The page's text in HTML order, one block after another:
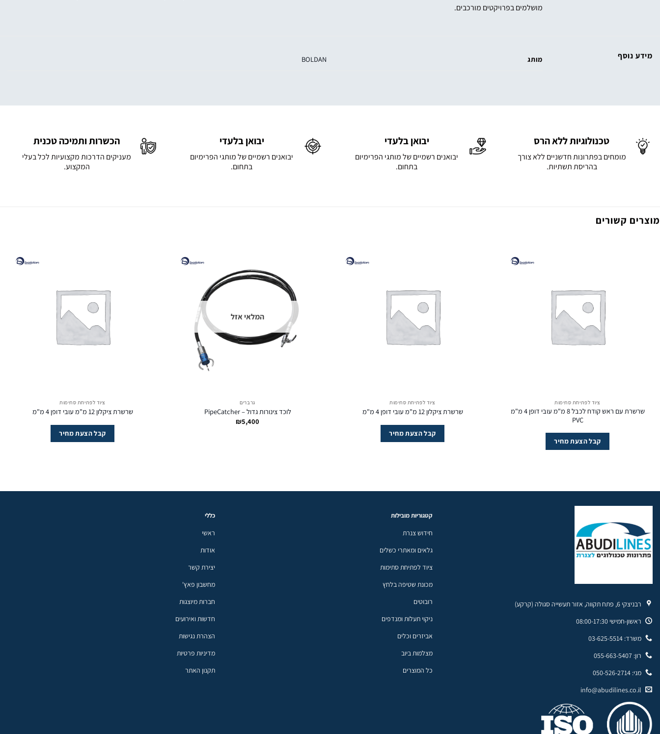
מושלמים בפרויקטים מורכבים.
מידע נוסף מותג BOLDAN
טכנולוגיות ללא הרס
מומחים בפתרונות חדשניים ללא צורך
בהריסת תשתיות.
יבואן בלעדי
יבואנים רשמיים של מותגי הפרימיום
בתחום.
יבואן בלעדי
יבואנים רשמיים של מותגי הפרימיום
בתחום.
הכשרות ותמיכה טכנית
מעניקים הדרכות מקצועיות לכל בעלי
המקצוע.
מוצרים קשורים
ציוד לפתיחת סתימות
שרשרת עם ראש קודח לכבל 8 מ"מ עובי דופן 4 מ"מ
PVC
קבל הצעת מחיר
ציוד לפתיחת סתימות
שרשרת ציקלון 12 מ"מ עובי דופן 4 מ"מ
קבל הצעת מחיר
המלאי אזל
גרברים
לוכד צינורות גדול – PipeCatcher
₪5,400
ציוד לפתיחת סתימות
שרשרת ציקלון 12 מ"מ עובי דופן 4 מ"מ
קבל הצעת מחיר
רבניצקי 6, פתח תקווה, אזור תעשייה סגולה (קרקע)
ראשון-חמישי 08:00-17:30
משרד: 03-625-5514
רון: 055-663-5407
מני: 050-526-2714
info@abudilines.co.il
קטגוריות מובילות
חידוש צנרת
גלאים ומאתרי כשלים
ציוד לפתיחת סתימות
מכונת שטיפה בלחץ
רובוטים
ניקוי תעלות ומנדפים
אביזרים וכלים
מצלמות ביוב
כל המוצרים
כללי
ראשי
אודות
יצירת קשר
מחשבון פאץ'
חברות מיוצגות
חדשות ואירועים
הצהרת נגישות
מדיניות פרטיות
תקנון האתר